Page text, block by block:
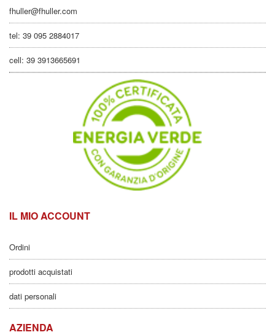
fhuller@fhuller.com
tel: 39 095 2884017
cell: 39 3913665691
IL MIO ACCOUNT
Ordini
prodotti acquistati
dati personali
AZIENDA